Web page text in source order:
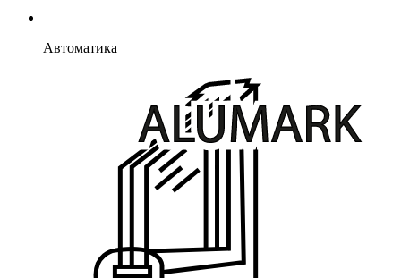
Автоматика